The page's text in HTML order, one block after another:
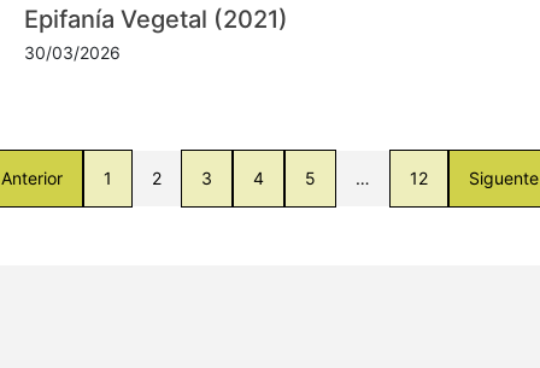
Epifanía Vegetal (2021)
30/03/2026
Anterior 1 2 3 4 5 … 12 Siguente